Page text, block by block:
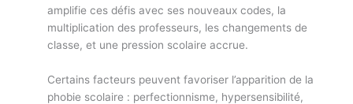
amplifie ces défis avec ses nouveaux codes, la
multiplication des professeurs, les changements de
classe, et une pression scolaire accrue.
Certains facteurs peuvent favoriser l’apparition de la
phobie scolaire : perfectionnisme, hypersensibilité,